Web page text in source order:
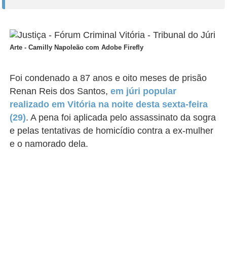
Arte - Camilly Napoleão com Adobe Firefly
Foi condenado a 87 anos e oito meses de prisão
Renan Reis dos Santos,em júri popular
realizado em Vitória na noite desta sexta-feira
(29). A pena foi aplicada pelo assassinato da sogra
e pelas tentativas de homicídio contra a ex-mulher
e o namorado dela.